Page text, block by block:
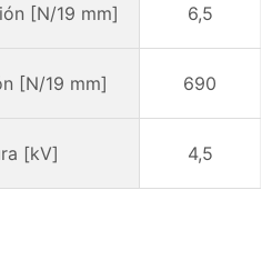
[N/19 mm] 6,5
[N/19 mm] 690
[kV] 4,5